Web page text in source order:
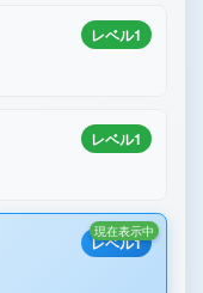
レベル1
レベル1
レベル1
現在表示中